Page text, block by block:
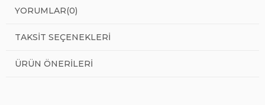
YORUMLAR(0)
TAKSIT SEÇENEKLERI
ÜRÜN ÖNERILERI